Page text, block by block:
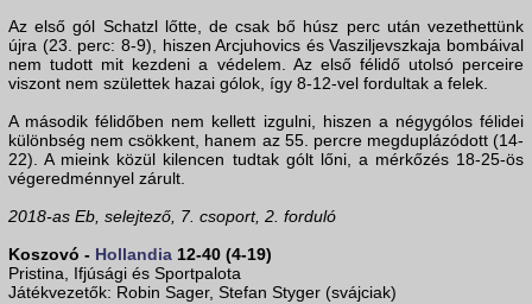
Az első gól Schatzl lőtte, de csak bő húsz perc után vezethettünk
újra (23. perc: 8-9), hiszen Arcjuhovics és Vasziljevszkaja bombáival
nem tudott mit kezdeni a védelem. Az első félidő utolsó perceire
viszont nem születtek hazai gólok, így 8-12-vel fordultak a felek.
A második félidőben nem kellett izgulni, hiszen a négygólos félidei
különbség nem csökkent, hanem az 55. percre megduplázódott (14-
22). A mieink közül kilencen tudtak gólt lőni, a mérkőzés 18-25-ös
végeredménnyel zárult.
2018-as Eb, selejtező, 7. csoport, 2. forduló
Koszovó - Hollandia 12-40 (4-19)
Pristina, Ifjúsági és Sportpalota
Játékvezetők: Robin Sager, Stefan Styger (svájciak)